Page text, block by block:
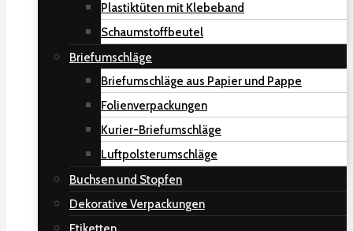
Plastiktüten mit Klebeband
Schaumstoffbeutel
Briefumschläge
Briefumschläge aus Papier und Pappe
Folienverpackungen
Kurier-Briefumschläge
Luftpolsterumschläge
Buchsen und Stopfen
Dekorative Verpackungen